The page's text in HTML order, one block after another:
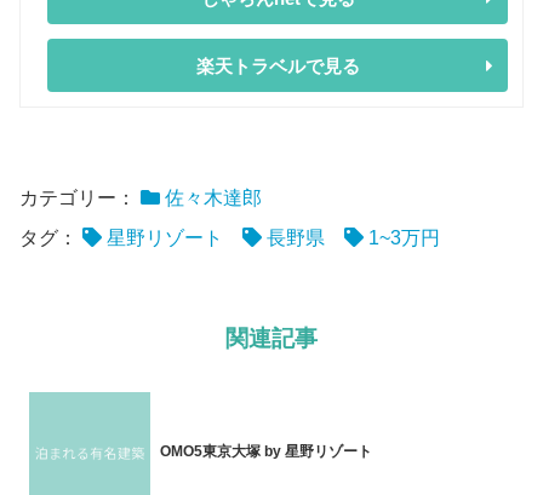
楽天トラベルで見る
カテゴリー：
佐々木達郎
タグ：
星野リゾート 長野県 1~3万円
関連記事
OMO5東京大塚 by 星野リゾート